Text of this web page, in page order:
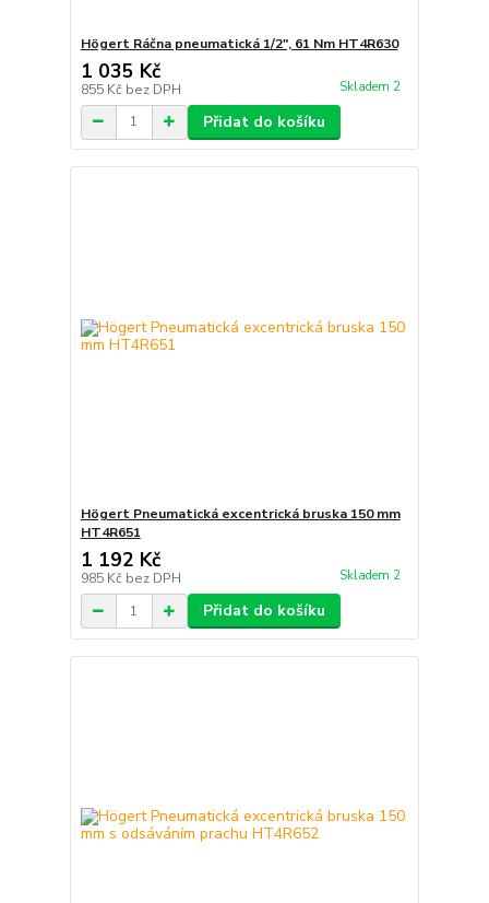
Högert Ráčna pneumatická 1/2″, 61 Nm HT4R630
1 035 Kč
855 Kč bez DPH Skladem 2
Přidat do košíku
Högert Pneumatická excentrická bruska 150 mm
HT4R651
1 192 Kč
985 Kč bez DPH Skladem 2
Přidat do košíku